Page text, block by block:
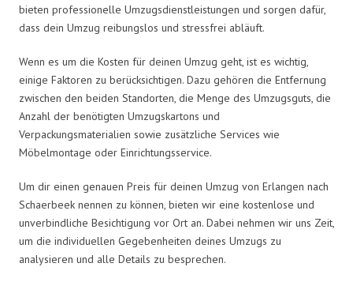
bieten professionelle Umzugsdienstleistungen und sorgen dafür,
dass dein Umzug reibungslos und stressfrei abläuft.
Wenn es um die Kosten für deinen Umzug geht, ist es wichtig,
einige Faktoren zu berücksichtigen. Dazu gehören die Entfernung
zwischen den beiden Standorten, die Menge des Umzugsguts, die
Anzahl der benötigten Umzugskartons und
Verpackungsmaterialien sowie zusätzliche Services wie
Möbelmontage oder Einrichtungsservice.
Um dir einen genauen Preis für deinen Umzug von Erlangen nach
Schaerbeek nennen zu können, bieten wir eine kostenlose und
unverbindliche Besichtigung vor Ort an. Dabei nehmen wir uns Zeit,
um die individuellen Gegebenheiten deines Umzugs zu
analysieren und alle Details zu besprechen.